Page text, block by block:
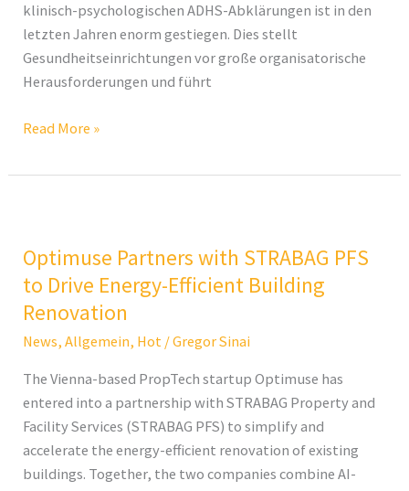
klinisch-psychologischen ADHS-Abklärungen ist in den
letzten Jahren enorm gestiegen. Dies stellt
Gesundheitseinrichtungen vor große organisatorische
Herausforderungen und führt
Read More »
Optimuse Partners with STRABAG PFS
to Drive Energy-Efficient Building
Renovation
News,Allgemein, Hot /Gregor Sinai
The Vienna-based PropTech startup Optimuse has
entered into a partnership with STRABAG Property and
Facility Services (STRABAG PFS) to simplify and
accelerate the energy-efficient renovation of existing
buildings. Together, the two companies combine AI-
with
STRABAG
PFS
Drive
Energy-
Efficient
Building
Renovation